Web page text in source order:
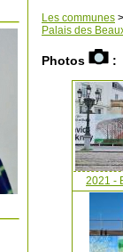
Les communes >
Palais des
Photos :
2021 -